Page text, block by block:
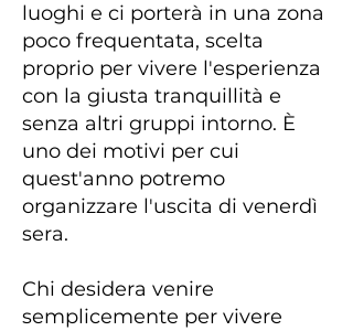
luoghi e ci porterà in una zona
poco frequentata, scelta
proprio per vivere l'esperienza
con la giusta tranquillità e
senza altri gruppi intorno. È
uno dei motivi per cui
quest'anno potremo
organizzare l'uscita di venerdì
sera.
Chi desidera venire
semplicemente per vivere